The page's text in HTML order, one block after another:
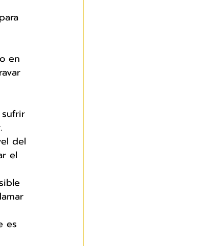
en
del
el
es